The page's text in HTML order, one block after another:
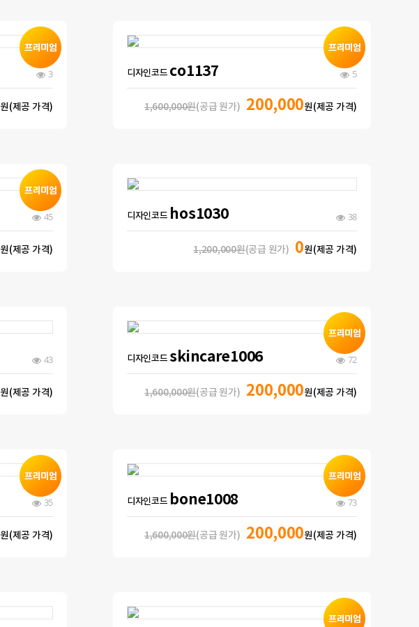
3
원(제공 가격)
디자인코드 co1137 5
1,600,000원(공급 원가) 200,000원(제공 가격)
45
원(제공 가격)
디자인코드 hos1030 38
1,200,000원(공급 원가) 0원(제공 가격)
43
원(제공 가격)
디자인코드 skincare1006 72
1,600,000원(공급 원가) 200,000원(제공 가격)
35
원(제공 가격)
디자인코드 bone1008 73
1,600,000원(공급 원가) 200,000원(제공 가격)